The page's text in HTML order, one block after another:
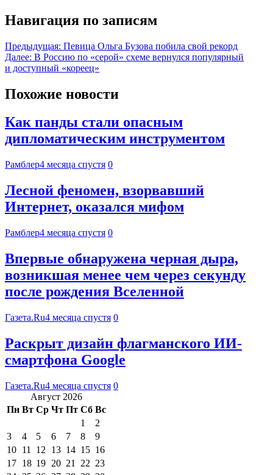
Навигация по записям
Предыдущая: Певица Ольга Бузова побила свой рекорд
Далее: В Россию по «серой» схеме вернулся популярный
и доступный «кореец»
Похожие новости
Как панды стали опасным
дипломатическим инструментом
Рамблер4 месяца спустя 0
Лесной феномен, взорвавший
Интернет, оказался мифом
Рамблер4 месяца спустя 0
Впервые обнаружена черная дыра,
возникшая менее чем через секунду
после рождения Вселенной
Газета.Ru4 месяца спустя 0
Раскрыт дизайн флагманского ИИ-
смартфона Google
Газета.Ru4 месяца спустя 0
Август 2026
Пн Вт Ср Чт Пт Сб Вс
1
2
3
4 5 6 7 8
9
10 11 12 13 14 15 16
17 18 19 20 21 22 23